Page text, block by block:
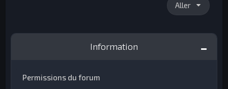
Aller
Information
Permissions du forum